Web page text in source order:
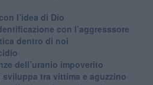
l’idea di Dio
con l’aggresssore
dentro di noi
dell’uranio impoverito
tra vittima e aguzzino